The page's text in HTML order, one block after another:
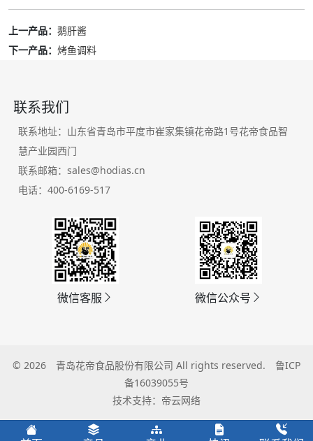
上一产品： 鹅肝酱
下一产品： 烤鱼调料
联系我们
联系地址：山东省青岛市平度市崔家集镇花帝路1号花帝食品智
慧产业园西门
联系邮箱：sales@hodias.cn
电话：400-6169-517
微信客服 微信公众号
© 2026 青岛花帝食品股份有限公司 All rights reserved. 鲁ICP
备16039055号
技术支持：帝云网络